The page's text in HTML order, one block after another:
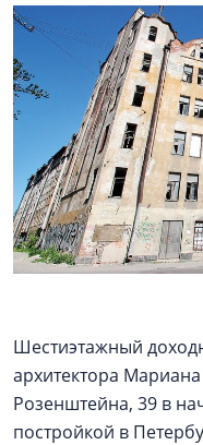
Шестиэтажный
архитектора
Розенштейна, 39 в
постройкой в